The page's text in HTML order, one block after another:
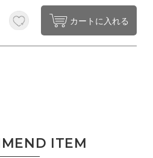
カートに入れる